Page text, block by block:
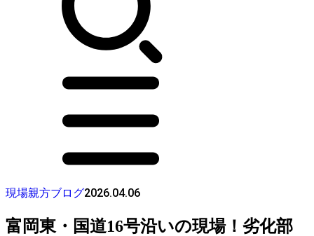
現場親方ブログ2026.04.06
富岡東・国道16号沿いの現場！劣化部